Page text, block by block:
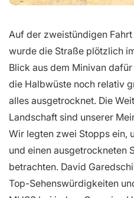
Auf der zweistündigen
wurde die Straße plötzlich
Blick aus dem Minivan
die Halbwüste noch relativ
alles ausgetrocknet. Die
Landschaft sind unserer
Wir legten zwei Stopps ein,
und einen ausgetrockneten
betrachten. David
Top-Sehenswürdigkeiten